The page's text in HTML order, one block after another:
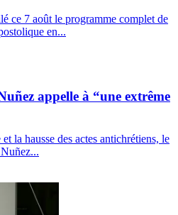
ce 7 août le programme complet de
en...
appelle à “une extrême
la hausse des actes antichrétiens, le